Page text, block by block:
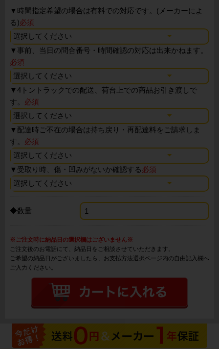
▼ 時間指定希望の場合は有料での対応です。(メーカーによ
る)必須
▼事前、当日の問合番号・時間確認の対応は出来かねます。
必須
▼4トントラックでの配送、荷台上での商品お引き渡しで
す。 必須
▼ 配達時ご不在の場合は持ち戻り・再配達料をご請求しま
す。 必須
▼ 受取り時、傷・凹みがないか確認する必須
◆数量
※ご注文時に納品日の選択欄はございません※
ご注文後のお電話にて、納品日をご相談させていただきます。
ご希望の納品日がございましたら、お支払方法選択ページ内の自由記入欄へ
ご入力ください。